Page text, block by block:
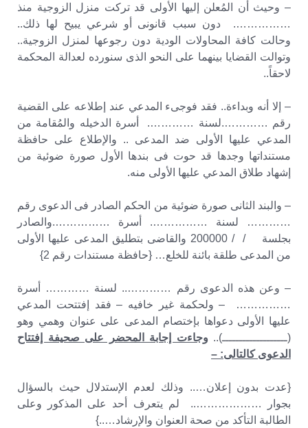
– وحيث أن المُعلن إليها الأولى قد تركت منزل الزوجية منذ
……………. دون سبب قانونى أو شرعي يبيح لها ذلك..
وحالت كافة المحاولات الودية دون رجوعها لمنزل الزوجية..
وتوالت القضايا بينهما على النحو الذى سنورده لعدالة المحكمة
لاحقاً..
– إلا أنه وبداءة.. فقد فوجىء المدعي عند إطلاعه على القضية
رقم ………….لسنة …………. أسرة الدخيله والمُقامة من
المدعي عليها الأولى ضد المدعى .. والإطلاع على حافظة
مستنداتها وجدها قد حوت فى بندها الأول صورة ضوئية من
إشهاد طلاق المدعي عليها الأولى منه.
– والبند الثانى صورة ضوئية من الحكم الصادر فى الدعوى رقم
………… لسنة ……………. أسرة …………….والصادر
بجلسة / / 200000 والقاضى بتطليق المدعى عليها الأولى
من المدعى طلقة بائنة للخلع… {حافظة مستندات رقم 2}
– وعن هذه الدعوى رقم ………….. لسنة ………… أسرة
…………… – ولحكمة غير خافيه – فقد إفتتحت المدعي
عليها الأولى دعواها بإختصام المدعى على عنوان وهمي وهو
(ـــــــــــــــــــ).. وجاءت إجابة المحضر على صحيفة إفتتاح
الدعوى كالتالى: –
{عدت بدون إعلان….. وذلك لعدم الإستدلال حيث بالسؤال
بجوار ……………….. لم يتعرف أحد على المذكور وعلى
الطالبة التأكد من صحة العنوان والإرشاد…..}